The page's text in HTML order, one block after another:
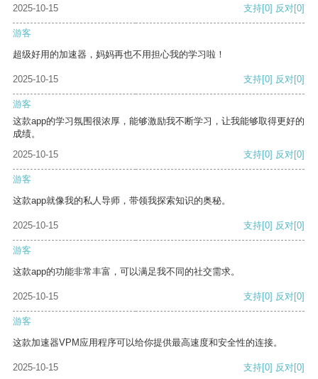
2025-10-15 支持[0] 反对[0]
游客
超级好用的加速器，妈妈再也不用担心我的学习啦！
2025-10-15 支持[0] 反对[0]
游客
这款app的学习氛围很浓厚，能够激励我不断学习，让我能够取得更好的
成绩。
2025-10-15
支持[0] 反对[0]
游客
这款app就像我的私人导师，带领我探索知识的奥秘。
2025-10-15 支持[0] 反对[0]
游客
这款app的功能非常丰富，可以满足我不同的社交需求。
2025-10-15 支持[0] 反对[0]
游客
这款加速器VPM应用程序可以给你提供最高速度和安全性的连接。
2025-10-15 支持[0] 反对[0]